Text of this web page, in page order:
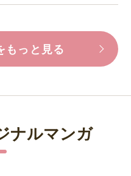
もっと見る
ナルマンガ